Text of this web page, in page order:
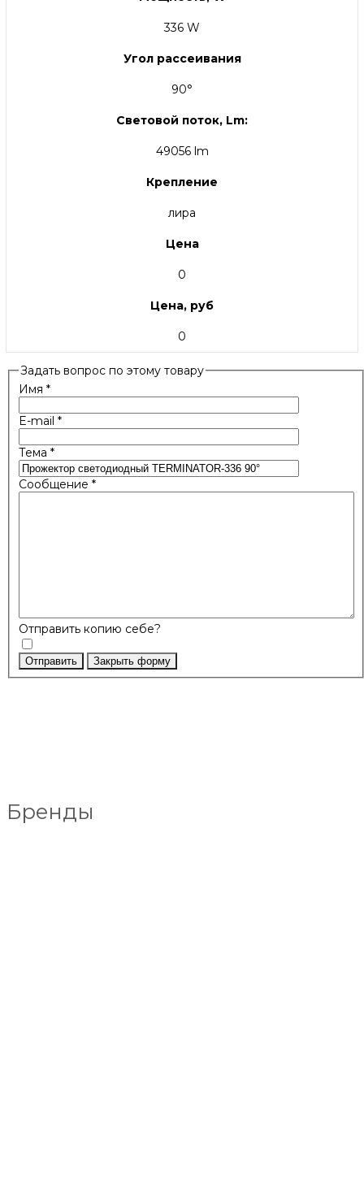
336 W
Угол рассеивания
90°
Световой поток, Lm:
49056 lm
Крепление
лира
Цена
0
Цена, руб
0
Задать вопрос по этому товару
Имя *
E-mail *
Тема *
Сообщение *
Отправить копию себе?
Отправить Закрыть форму
Бренды